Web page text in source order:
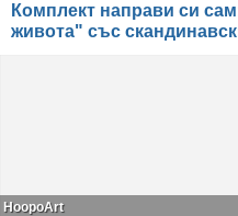
Комплект направи си
живота" със
HoopoArt